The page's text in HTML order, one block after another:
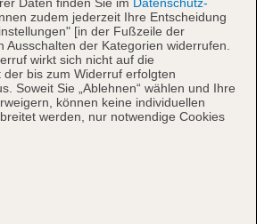
verteilen sich auf 4
einen Aufzug erreichbar. Die
um die Uhr besetzt. Eine
ein Safe und eine
zudem jederzeit Ihre Entscheidung
[in der Fußzeile der
Ausschalten der Kategorien widerrufen.
wirkt sich nicht auf die
der bis zum Widerruf erfolgten
Soweit Sie „Ablehnen“ wählen und Ihre
können keine individuellen
werden, nur notwendige Cookies